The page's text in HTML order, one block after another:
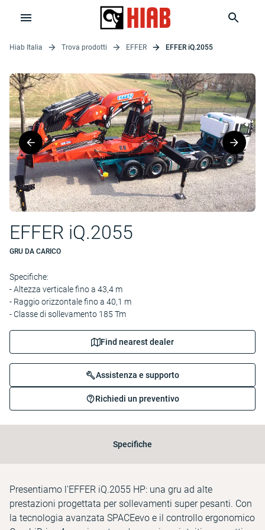
Hiab Italia Trova prodotti EFFER EFFER iQ.2055
EFFER iQ.2055
GRU DA CARICO
Specifiche:
- Altezza verticale fino a 43,4 m
- Raggio orizzontale fino a 40,1 m
- Classe di sollevamento 185 Tm
Find nearest dealer
Assistenza e supporto
Richiedi un preventivo
Specifiche
Presentiamo l'EFFER iQ.2055 HP: una gru ad alte
prestazioni progettata per sollevamenti super pesanti. Con
la tecnologia avanzata SPACEevo e il controllo ergonomico